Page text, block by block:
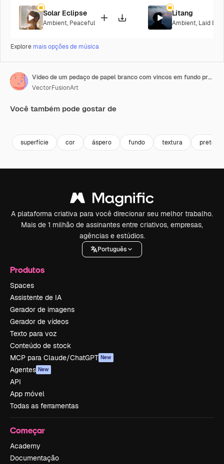
Solar Eclipse
Ambient, Peaceful
Litang
Ambient, Laid
Explore mais opções de música
Vídeo de um pedaço de papel branco com vincos em fundo preto
VectorFusionArt
Você também pode gostar de
superfície cor áspero fundo textura preto
A plataforma criativa para você direcionar seu melhor trabalho.
Mais de 1 milhão de assinantes entre criativos, empresas,
agências e estúdios.
Português
Produtos
Spaces
Assistente de IA
Gerador de imagens
Gerador de vídeos
Texto para voz
Conteúdo de stock
MCP para Claude/ChatGPT New
Agentes New
API
App móvel
Todas as ferramentas
Começar
Academy
Documentação